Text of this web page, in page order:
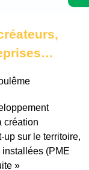
création
up sur le territoire,
installées (PME
»